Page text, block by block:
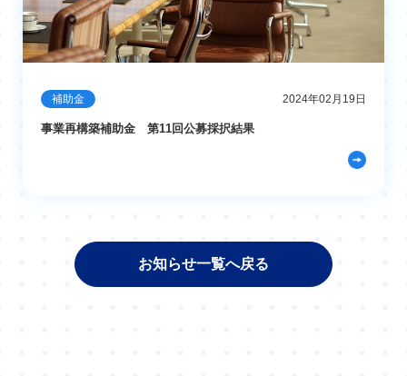
補助金 2024年02月19日
事業再構築補助金 第11回公募採択結果
お知らせ一覧へ戻る